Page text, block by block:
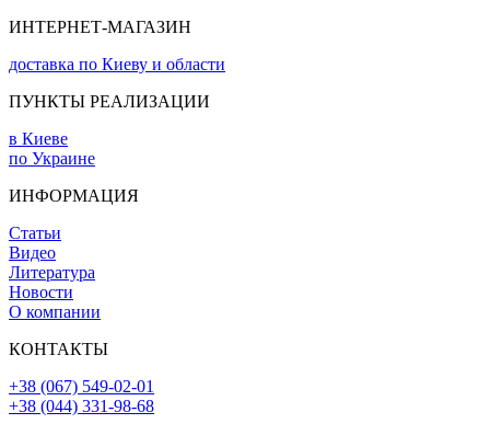
ИНТЕРНЕТ-МАГАЗИН
доставка по Киеву и области
ПУНКТЫ РЕАЛИЗАЦИИ
в Киеве
по Украине
ИНФОРМАЦИЯ
Статьи
Видео
Литература
Новости
О компании
КОНТАКТЫ
+38 (067) 549-02-01
+38 (044) 331-98-68